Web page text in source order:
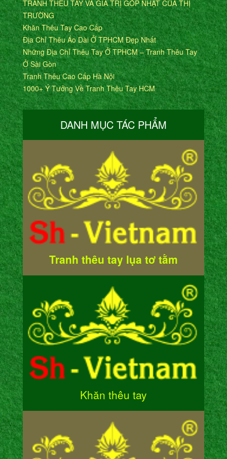
TRANH THÊU TAY VÀ GIÁ TRỊ GÓP NHẬT CỦA THỊ
TRƯỜNG
Khăn Thêu Tay Cao Cấp
Địa Chỉ Thêu Áo Dài Ở TPHCM Đẹp Nhất
Những Địa Chỉ Thêu Tay Ở TPHCM – Tranh Thêu Tay
Ở Sài Gòn
Tranh Thêu Cao Cấp Hà Nội
1000+ Ý Tưởng Về Tranh Thêu Tay HCM
DANH MỤC TÁC PHẨM
Tranh thêu tay lụa tơ tằm
Khăn thêu tay